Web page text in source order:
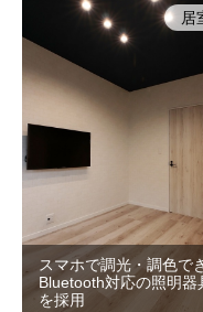
スマホで調光・調色で
Bluetooth対応の照明器
を採用
居